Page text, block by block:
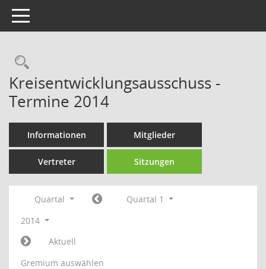
Toggle navigation
Rechercheauswahl
Kreisentwicklungsausschuss -
Termine 2014
Informationen Mitglieder
Vertreter Sitzungen
Quartal
Quartal 1
2014
Aktuell
Gremium auswählen